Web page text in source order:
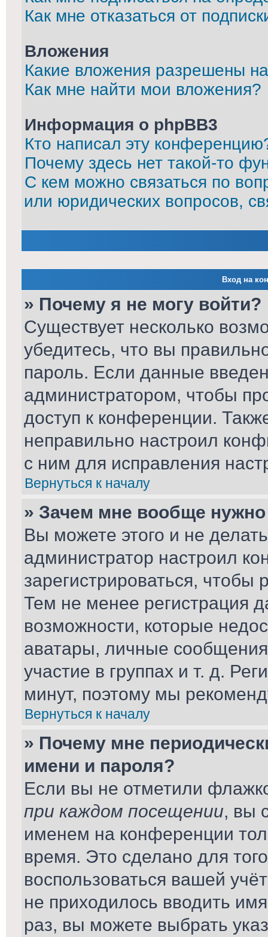
Как мне отказаться от
Вложения
Какие вложения разрешены
Как мне найти мои вложения?
Информация о phpBB3
Кто написал эту
Почему здесь нет такой-то
С кем можно связаться по
или юридических вопросов,
Вход на
» Почему я не могу войти?
Существует несколько
убедитесь, что вы
пароль. Если данные
администратором, чтобы
доступ к конференции.
неправильно настроил
с ним для исправления
Вернуться к началу
» Зачем мне вообще нужно
Вы можете этого и не
администратор настроил
зарегистрироваться,
Тем не менее регистрация
возможности, которые
аватары, личные
участие в группах и т. д.
минут, поэтому мы
Вернуться к началу
» Почему мне
имени и пароля?
Если вы не отметили
при каждом посещении, вы
именем на конференции
время. Это сделано для
воспользоваться вашей
не приходилось вводить
раз, вы можете выбрать